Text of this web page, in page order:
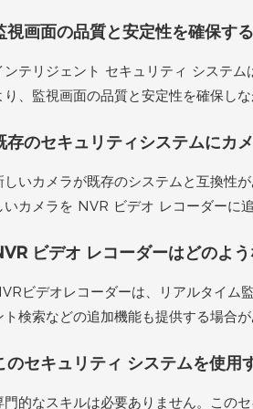
視画面の品質と安定性を確保す
ンテリジェント セキュリティ システ
り、監視画面の品質と安定性を確保し
存のセキュリティシステムにカ
しいカメラが既存のシステムと互換性
いカメラを NVR ビデオ レコーダーに
ビデオ レコーダーはどのよ
ビデオレコーダーは、リアルタイム
ト検索などの追加機能も提供する場合
のセキュリティ システムを使用
門的なスキルは必要ありません。この